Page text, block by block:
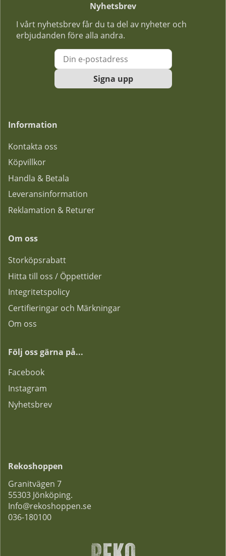
Nyhetsbrev
I vårt nyhetsbrev får du ta del av nyheter och
erbjudanden före alla andra.
Signa upp
Information
Kontakta oss
Köpvillkor
Handla & Betala
Leveransinformation
Reklamation & Returer
Om oss
Storköpsrabatt
Hitta till oss / Öppettider
Integritetspolicy
Certifieringar och Märkningar
Om oss
Följ oss gärna på...
Facebook
Instagram
Nyhetsbrev
Rekoshoppen
Granitvägen 7
55303 Jönköping.
Info@rekoshoppen.se
036-180100